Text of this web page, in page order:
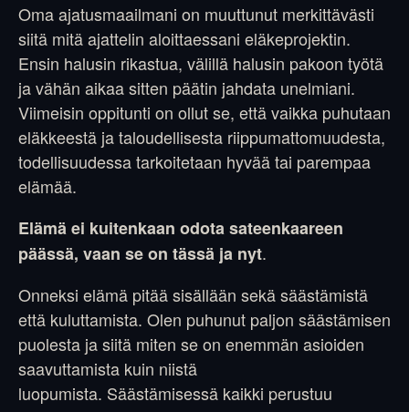
Oma ajatusmaailmani on muuttunut merkittävästi
siitä mitä ajattelin aloittaessani eläkeprojektin.
Ensin halusin rikastua, välillä halusin pakoon työtä
ja vähän aikaa sitten päätin jahdata unelmiani.
Viimeisin oppitunti on ollut se, että vaikka puhutaan
eläkkeestä ja taloudellisesta riippumattomuudesta,
todellisuudessa tarkoitetaan hyvää tai parempaa
elämää.
Elämä ei kuitenkaan odota sateenkaareen
päässä, vaan se on tässä ja nyt.
Onneksi elämä pitää sisällään sekä säästämistä
että kuluttamista. Olen puhunut paljon säästämisen
puolesta ja siitä miten se on enemmän asioiden
saavuttamista kuin niistä
luopumista. Säästämisessä kaikki perustuu